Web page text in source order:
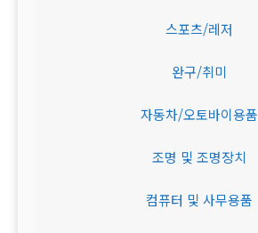
스포츠/레저
완구/취미
자동차/오토바이용품
조명 및 조명장치
컴퓨터 및 사무용품